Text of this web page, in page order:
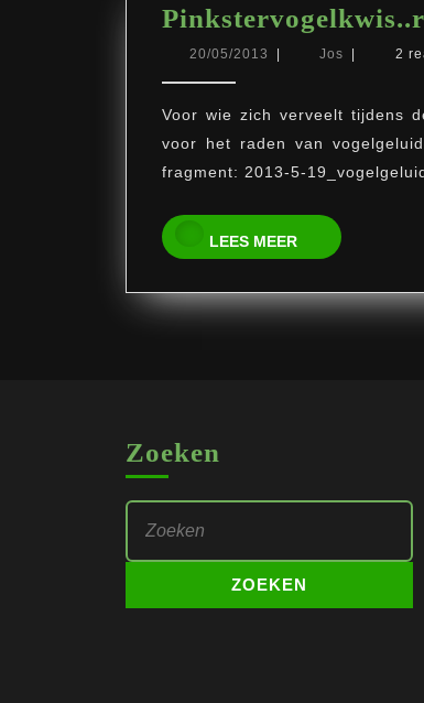
20/05/2013 20/05/2013
Jos Jos 2
Voor wie zich verveelt tijdens
voor het raden van
fragment: 2013-5-
LEES MEER
LEES
MEER
Zoeken
Zoek
naar: